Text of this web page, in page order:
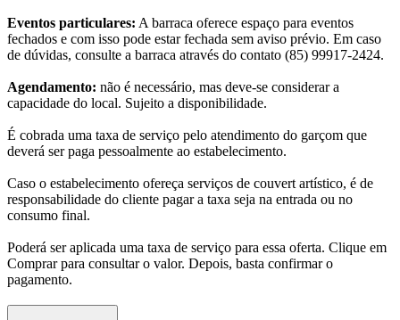
Eventos particulares: A barraca oferece espaço para eventos
fechados e com isso pode estar fechada sem aviso prévio. Em caso
de dúvidas, consulte a barraca através do contato (85) 99917-2424.
Agendamento: não é necessário, mas deve-se considerar a
capacidade do local. Sujeito a disponibilidade.
É cobrada uma taxa de serviço pelo atendimento do garçom que
deverá ser paga pessoalmente ao estabelecimento.
Caso o estabelecimento ofereça serviços de couvert artístico, é de
responsabilidade do cliente pagar a taxa seja na entrada ou no
consumo final.
Poderá ser aplicada uma taxa de serviço para essa oferta. Clique em
Comprar para consultar o valor. Depois, basta confirmar o
pagamento.